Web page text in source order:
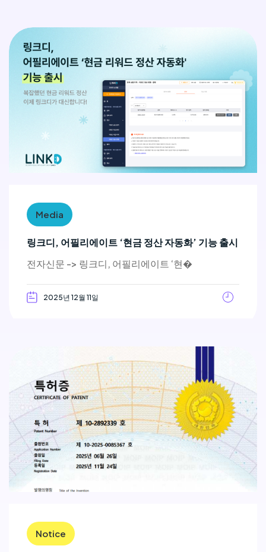
Media
링크디, 어필리에이트 ‘현금 정산 자동화’ 기능 출시
전자신문 -> 링크디, 어필리에이트 ‘현�
2025년 12월 11일
Notice